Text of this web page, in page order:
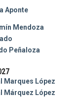
Aponte
Mendoza
Peñaloza
Marques López
Márquez López